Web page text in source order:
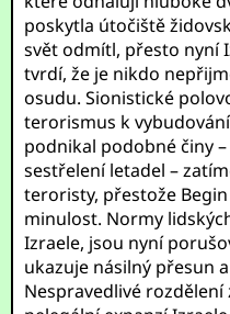
poskytla útočiště
svět odmítl, přesto nyní
tvrdí, že je nikdo
osudu. Sionistické
terorismus k
podnikal podobné činy
sestřelení letadel –
teroristy, přestože
minulost. Normy
Izraele, jsou nyní
ukazuje násilný přesun
Nespravedlivé rozdělení